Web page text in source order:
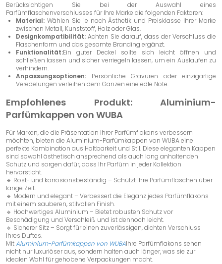
Berücksichtigen Sie bei der Auswahl eines
Parfümflaschenverschlusses für Ihre Marke die folgenden Faktoren:
Material: Wählen Sie je nach Ästhetik und Preisklasse Ihrer Marke
zwischen Metall, Kunststoff, Holz oder Glas.
Designkompatibilität: Achten Sie darauf, dass der Verschluss die
Flaschenform und das gesamte Branding ergänzt.
Funktionalität:Ein guter Deckel sollte sich leicht öffnen und
schließen lassen und sicher verriegeln lassen, um ein Auslaufen zu
verhindern.
Anpassungsoptionen: Persönliche Gravuren oder einzigartige
Veredelungen verleihen dem Ganzen eine edle Note.
Empfohlenes Produkt: Aluminium-
Parfümkappen von WUBA
Für Marken, die die Präsentation ihrer Parfümflakons verbessern
möchten, bieten die Aluminium-Parfümkappen von WUBA eine
perfekte Kombination aus Haltbarkeit und Stil. Diese eleganten Kappen
sind sowohl ästhetisch ansprechend als auch lang anhaltenden
Schutz und sorgen dafür, dass Ihr Parfüm in jeder Kollektion
hervorsticht.
🔹 Rost- und korrosionsbeständig – Schützt Ihre Parfümflaschen über
lange Zeit.
🔹 Modern und elegant – Verbessert die Eleganz jedes Parfümflakons
mit einem sauberen, stilvollen Finish.
🔹 Hochwertiges Aluminium – Bietet robusten Schutz vor
Beschädigung und Verschleiß und ist dennoch leicht.
🔹 Sicherer Sitz – Sorgt für einen zuverlässigen, dichten Verschluss
Ihres Duftes.
MitAluminium-Parfümkappen von WUBAIhre Parfümflakons sehen
nicht nur luxuriöser aus, sondern halten auch länger, was sie zur
idealen Wahl für gehobene Verpackungen macht.